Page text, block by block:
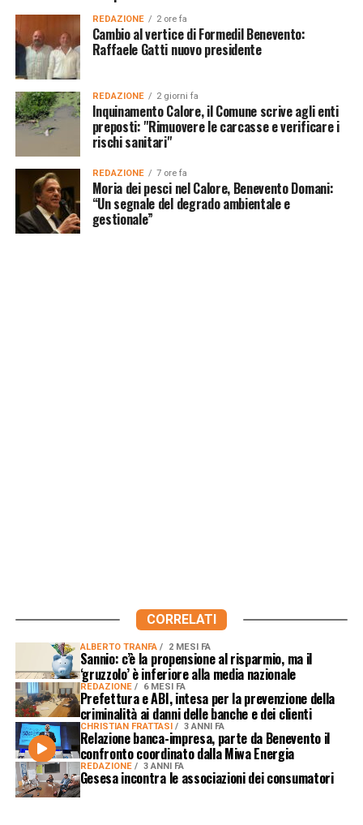
REDAZIONE 2 ore fa
Cambio al vertice di Formedil Benevento:
Raffaele Gatti nuovo presidente
REDAZIONE 2 giorni fa
Inquinamento Calore, il Comune scrive agli enti
preposti: "Rimuovere le carcasse e verificare i
rischi sanitari"
REDAZIONE 7 ore fa
Moria dei pesci nel Calore, Benevento Domani:
“Un segnale del degrado ambientale e
gestionale”
CORRELATI
ALBERTO TRANFA 2 MESI FA
Sannio: c’è la propensione al risparmio, ma il
‘gruzzolo’ è inferiore alla media nazionale
REDAZIONE 6 MESI FA
Prefettura e ABI, intesa per la prevenzione della
criminalità ai danni delle banche e dei clienti
CHRISTIAN FRATTASI 3 ANNI FA
Relazione banca-impresa, parte da Benevento il
confronto coordinato dalla Miwa Energia
REDAZIONE 3 ANNI FA
Gesesa incontra le associazioni dei consumatori